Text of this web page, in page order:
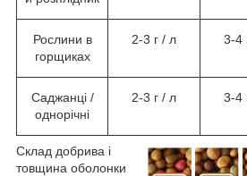
Рослини в
горщиках
2-3 г / л 3-4
Саджанці /
однорічні
2-3 г / л 3-4
Склад добрива і
товщина оболонки